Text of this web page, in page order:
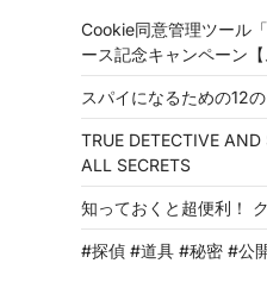
Cookie同意管理ツール
ース記念キャンペーン【
スパイになるための12
TRUE DETECTIVE
ALL SECRETS
知っておくと超便利！
#探偵 #道具 #秘密 #公